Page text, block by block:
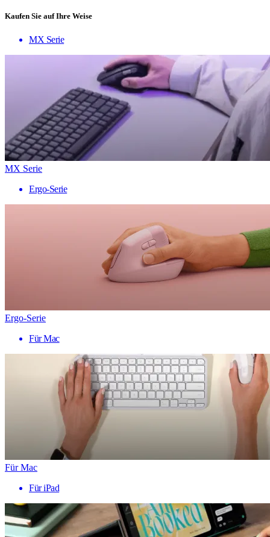
Kaufen Sie auf Ihre Weise
MX Serie
MX Serie
Ergo-Serie
Ergo-Serie
Für Mac
Für Mac
Für iPad